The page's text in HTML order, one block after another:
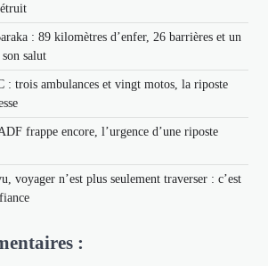
: 89 kilomètres d’enfer, 26 barrières et un
salut
: trois ambulances et vingt motos, la riposte
frappe encore, l’urgence d’une riposte
voyager n’est plus seulement traverser : c’est
: